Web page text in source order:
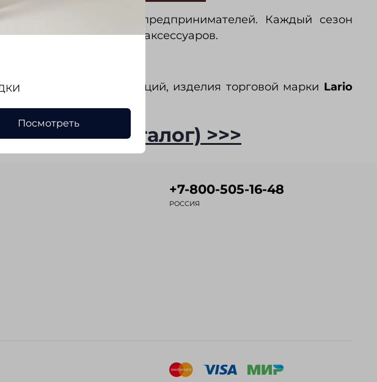
молодых предпринимателей. Каждый сезон
также другой одежды и аксессуаров.
кроя и модных тенденций, изделия торговой марки Lario
одежды.
в каталог) >>>
+7-800-505-16-48
РОССИЯ
Посмотреть